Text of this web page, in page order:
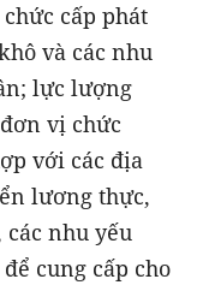
cấp phát
và các nhu
lực lượng
vị chức
với các địa
lương thực,
nhu yếu
cung cấp cho